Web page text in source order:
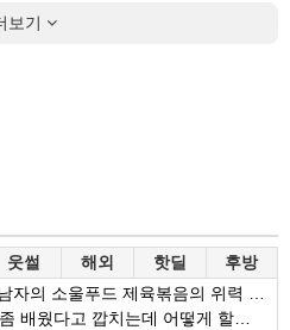
보기
웃썰 해외 핫딜 후방
의 소울푸드 제육볶음의 위력 ㅋㅋ
웠다고 깝치는데 어떻게 할까요?